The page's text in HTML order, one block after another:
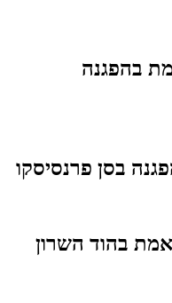
בהפגנה
בסן פרנסיסקו
בהוד השרון